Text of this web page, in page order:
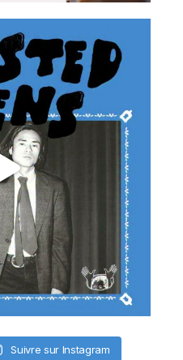
Suivre sur Instagram